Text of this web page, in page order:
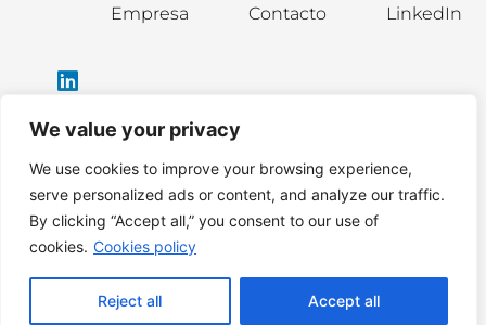
We value your privacy
We use cookies to improve your browsing experience,
serve personalized ads or content, and analyze our traffic.
By clicking “Accept all,” you consent to our use of
cookies. Cookies policy
Reject all Accept all
Empresa Contacto LinkedIn
info@asimergroup.com
Política de privacidad